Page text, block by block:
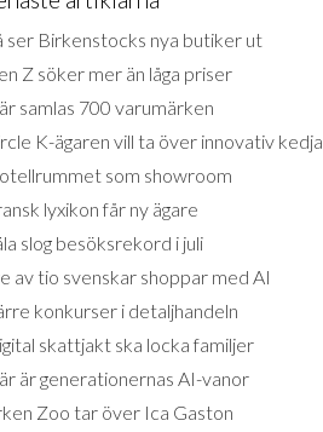
ser Birkenstocks nya butiker ut
Z söker mer än låga priser
samlas 700 varumärken
K-ägaren vill ta över innovativ kedja
som showroom
lyxikon får ny ägare
slog besöksrekord i juli
av tio svenskar shoppar med AI
konkurser i detaljhandeln
skattjakt ska locka familjer
är generationernas AI-vanor
Zoo tar över Ica Gaston